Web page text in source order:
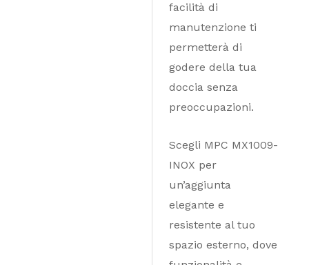
facilità di
manutenzione ti
permetterà di
godere della tua
doccia senza
preoccupazioni.
Scegli MPC MX1009-
INOX per
un’aggiunta
elegante e
resistente al tuo
spazio esterno, dove